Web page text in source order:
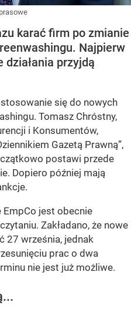
karać firm po zmianie
Najpierw
działania przyjdą
się do nowych
Tomasz Chróstny,
i Konsumentów,
Gazetą Prawną”,
postawi przede
Dopiero później mają
jest obecnie
Zakładano, że nowe
27 września, jednak
prac o dwa
nie jest już możliwe.